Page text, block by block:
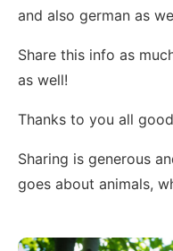
and also german as
Share this info as
as well!
Thanks to you all
Sharing is generous
goes about animals,